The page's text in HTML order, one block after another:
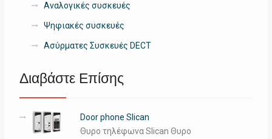
Αναλογικές συσκευές
Ψηφιακές συσκευές
Ασύρματες Συσκευές DECT
Διαβάστε Επίσης
Door phone Slican
Θυρο τηλέφωνα Slican Θυρο